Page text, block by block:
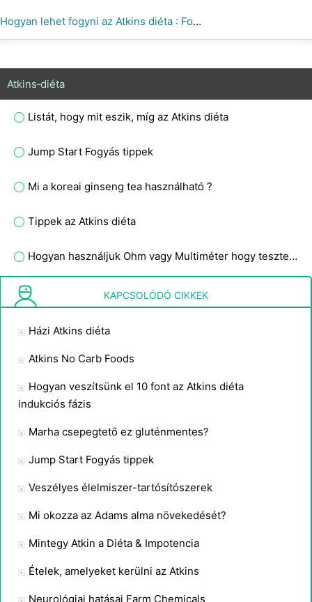
Hogyan lehet fogyni az Atkins diéta : Foods to Eat
Atkins‑diéta
Listát, hogy mit eszik, míg az Atkins diéta
Jump Start Fogyás tippek
Mi a koreai ginseng tea használható ?
Tippek az Atkins diéta
Hogyan használjuk Ohm vagy Multiméter hogy teszteljék a víz vezetőképesség vagy Tisztaság
Mi hormon Csökkenti a vércukorszint ?
KAPCSOLÓDÓ CIKKEK
Házi Atkins diéta
Atkins No Carb Foods
Hogyan veszítsünk el 10 font az Atkins diéta
indukciós fázis
Marha csepegtető ez gluténmentes?
Jump Start Fogyás tippek
Veszélyes élelmiszer-tartósítószerek
Mi okozza az Adams alma növekedését?
Mintegy Atkin a Diéta & Impotencia
Ételek, amelyeket kerülni az Atkins
Neurológiai hatásai Farm Chemicals